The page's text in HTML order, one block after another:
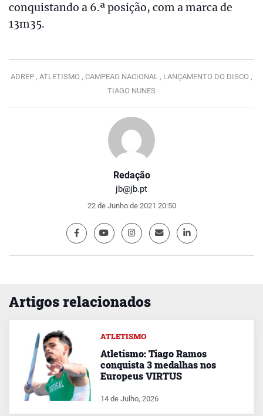
Redação
jb@jb.pt
22 de Junho de 2021 20:50
conquistando a 6.ª posição, com a marca de
13m35.
ADREP , ATLETISMO , CAMPEAO NACIONAL , LANÇAMENTO DO DISCO ,
TIAGO NUNES
Artigos relacionados
ATLETISMO
Atletismo: Tiago Ramos
conquista 3 medalhas nos
Europeus VIRTUS
14 de Julho, 2026